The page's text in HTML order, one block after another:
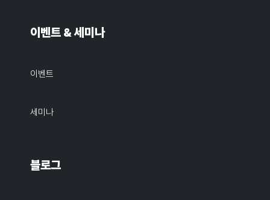
이벤트 & 세미나
이벤트
세미나
블로그